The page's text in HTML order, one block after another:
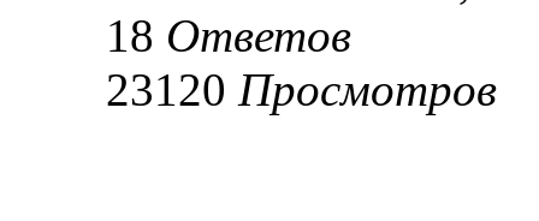
18 Ответов
23120 Просмотров